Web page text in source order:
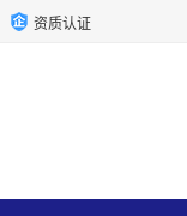
资质认证